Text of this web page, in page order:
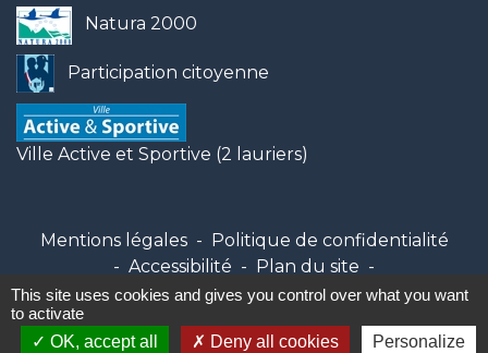
Natura 2000
Participation citoyenne
Ville Active et Sportive (2 lauriers)
Mentions légales - Politique de confidentialité
- Accessibilité - Plan du site -
Gestion des cookies
Site créé en partenariat avec Réseau des Communes
This site uses cookies and gives you control over what you want
to activate
OK, accept all
Deny all cookies Personalize